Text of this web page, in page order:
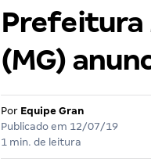
Prefeitura
(MG)
Por Equipe Gran
Publicado em 12/07/19
1 min. de leitura